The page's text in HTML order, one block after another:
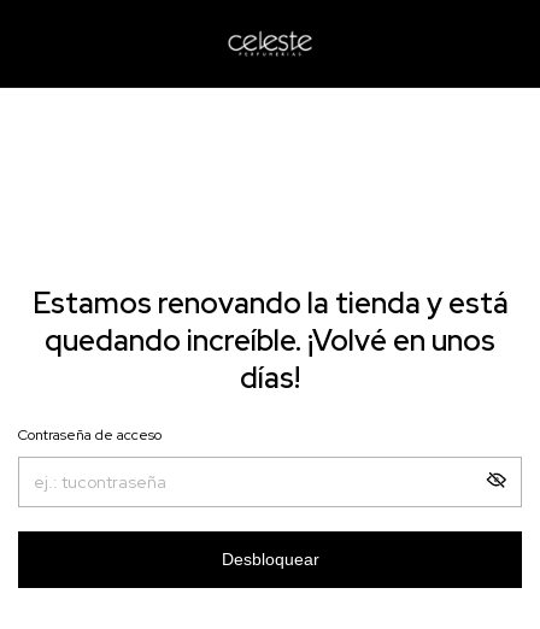
Estamos renovando la tienda y está
quedando increíble. ¡Volvé en unos
días!
Contraseña de acceso
Desbloquear